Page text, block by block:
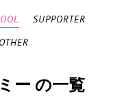
SUPPORTER
OTHER
ー の一覧